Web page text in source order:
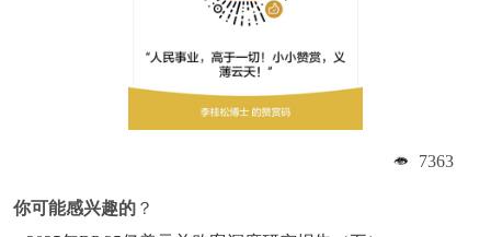
7363
你可能感兴趣的 ？